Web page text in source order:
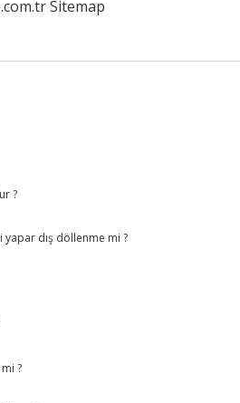
Sitemap
?
dış döllenme mi ?
?